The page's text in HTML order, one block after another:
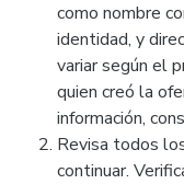
como nombre
identidad, y
variar según el
quien creó la
información,
Revisa todos
continuar.